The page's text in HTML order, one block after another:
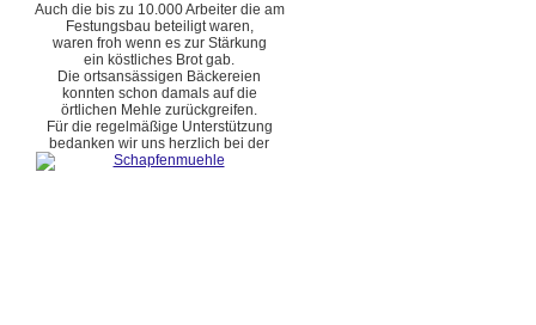
Auch die bis zu 10.000 Arbeiter die am
Festungsbau beteiligt waren,
waren froh wenn es zur Stärkung
ein köstliches Brot gab.
Die ortsansässigen Bäckereien
konnten schon damals auf die
örtlichen Mehle zurückgreifen.
Für die regelmäßige Unterstützung
bedanken wir uns herzlich bei der